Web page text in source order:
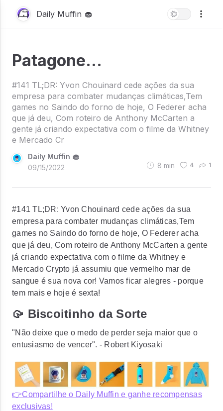
Daily Muffin 🧁
Patagone…
#141 TL;DR: Yvon Chouinard cede ações da sua
empresa para combater mudanças climáticas,Tem
games no Saindo do forno de hoje, O Federer acha
que já deu, Com roteiro de Anthony McCarten a
gente já criando expectativa com o filme da Whitney
e Mercado Cr
Daily Muffin 🧁
09/15/2022
8 min 4 1
#141 TL;DR: Yvon Chouinard cede ações da sua
empresa para combater mudanças climáticas,Tem
games no Saindo do forno de hoje, O Federer acha
que já deu, Com roteiro de Anthony McCarten a gente
já criando expectativa com o filme da Whitney e
Mercado Crypto já assumiu que vermelho mar de
sangue é sua nova cor! Vamos ficar alegres - porque
tem mais e hoje é sexta!
🥠 Biscoitinho da Sorte
"Não deixe que o medo de perder seja maior que o
entusiasmo de vencer". - Robert Kiyosaki
👉Compartilhe o Daily Muffin e ganhe recompensas
exclusivas!